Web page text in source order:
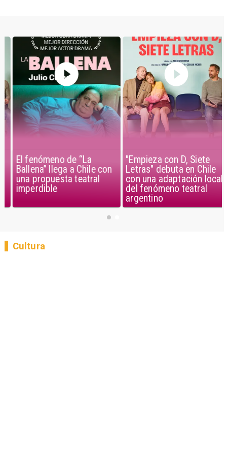
El fenómeno de “La
Ballena” llega a Chile con
una propuesta teatral
imperdible
"Empieza con D, Siete
Letras" debuta en Chile
con una adaptación local
del fenómeno teatral
argentino
Cultura